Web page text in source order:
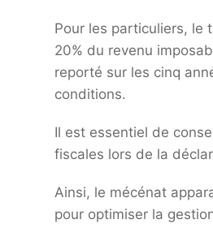
Pour les particuliers, le
20% du revenu
reporté sur les cinq
conditions.
Il est essentiel de
fiscales lors de la
Ainsi, le mécénat
pour optimiser la